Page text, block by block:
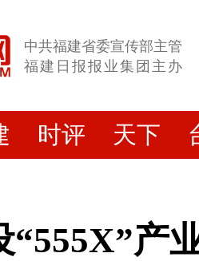
中共福建省委宣传部主管
福建日报报业集团主办
时评 天下
“555X”产